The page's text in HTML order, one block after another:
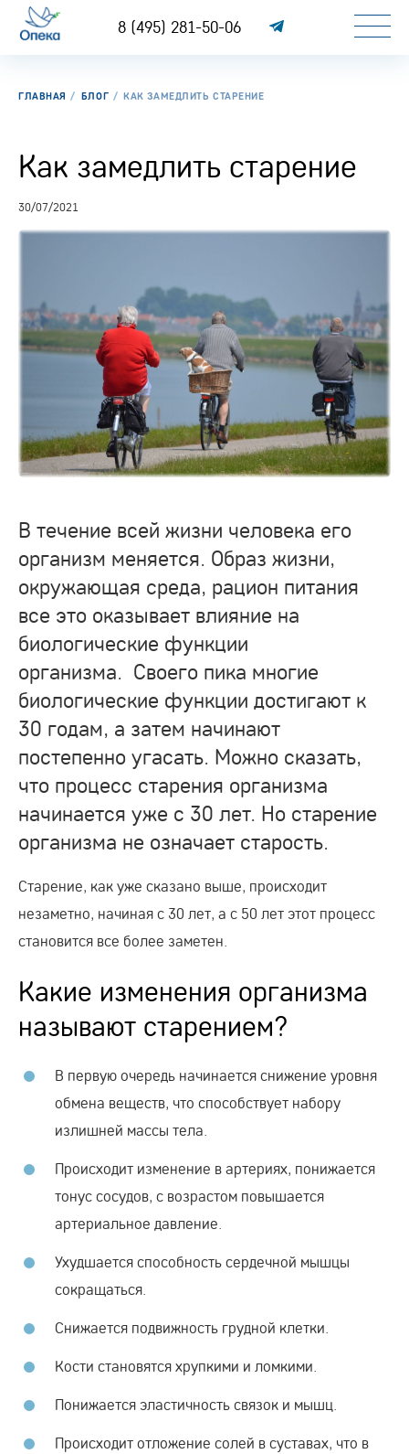
8 (495) 281-50-06
ГЛАВНАЯ БЛОГ КАК ЗАМЕДЛИТЬ СТАРЕНИЕ
Как замедлить старение
30/07/2021
В течение всей жизни человека его
организм меняется. Образ жизни,
окружающая среда, рацион питания
все это оказывает влияние на
биологические функции
организма. Своего пика многие
биологические функции достигают к
30 годам, а затем начинают
постепенно угасать. Можно сказать,
что процесс старения организма
начинается уже с 30 лет. Но старение
организма не означает старость.
Старение, как уже сказано выше, происходит
незаметно, начиная с 30 лет, а с 50 лет этот процесс
становится все более заметен.
Какие изменения организма
называют старением?
В первую очередь начинается снижение уровня
обмена веществ, что способствует набору
излишней массы тела.
Происходит изменение в артериях, понижается
тонус сосудов, с возрастом повышается
артериальное давление.
Ухудшается способность сердечной мышцы
сокращаться.
Снижается подвижность грудной клетки.
Кости становятся хрупкими и ломкими.
Понижается эластичность связок и мышц.
Происходит отложение солей в суставах, что в